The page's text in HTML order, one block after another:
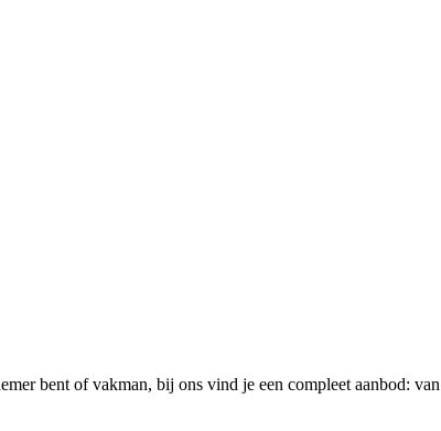
bent of vakman, bij ons vind je een compleet aanbod: